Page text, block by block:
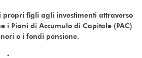
propri figli agli investimenti attraverso
i Piani di Accumulo di Capitale (PAC)
o i fondi pensione.